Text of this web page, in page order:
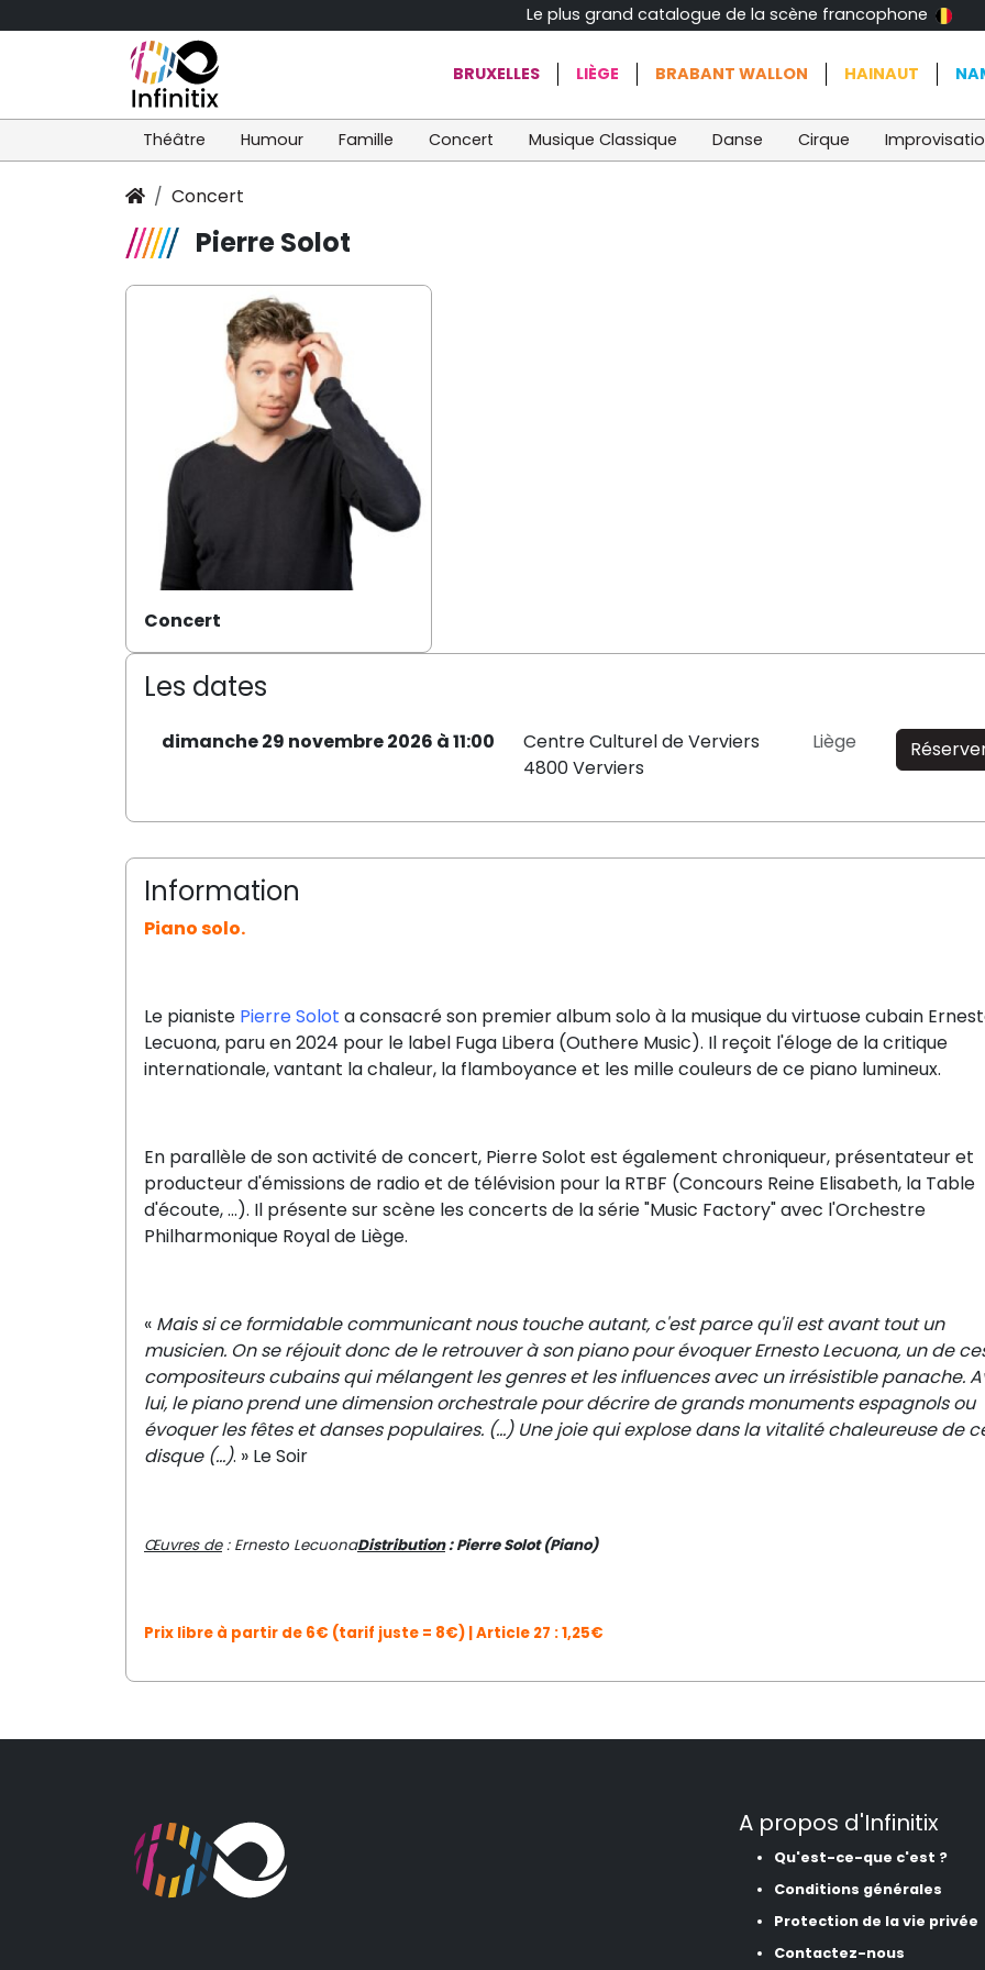
Le plus grand catalogue de la scène francophone
BRUXELLES LIÈGE BRABANT WALLON HAINAUT
Théâtre Humour Famille Concert Musique Classique Danse Cirque
Concert
Pierre Solot
Les dates
dimanche 29 novembre 2026 à 11:00
Centre Culturel de Verviers
4800 Verviers
Liège
Information
Piano solo.
Le pianiste Pierre Solot a consacré son premier album solo à la musique du virtuose cubain
Lecuona, paru en 2024 pour le label Fuga Libera (Outhere Music). Il reçoit l'éloge de la critique
internationale, vantant la chaleur, la flamboyance et les mille couleurs de ce piano lumineux.
En parallèle de son activité de concert, Pierre Solot est également chroniqueur, présentateur et
producteur d'émissions de radio et de télévision pour la RTBF (Concours Reine Elisabeth, la Table
d'écoute, ...). Il présente sur scène les concerts de la série "Music Factory" avec l'Orchestre
Philharmonique Royal de Liège.
« Mais si ce formidable communicant nous touche autant, c'est parce qu'il est avant tout un
musicien. On se réjouit donc de le retrouver à son piano pour évoquer Ernesto Lecuona, un de
compositeurs cubains qui mélangent les genres et les influences avec un irrésistible panache.
lui, le piano prend une dimension orchestrale pour décrire de grands monuments espagnols ou
évoquer les fêtes et danses populaires. (…) Une joie qui explose dans la vitalité chaleureuse de
disque (…). » Le Soir
Œuvres de: Ernesto LecuonaDistribution: Pierre Solot (Piano)
Prix libre à partir de 6€ (tarif juste = 8€) | Article 27 : 1,25€
Concert
A propos d'Infinitix
Qu'est-ce-que c'est ?
Conditions générales
Protection de la vie privée
Contactez-nous